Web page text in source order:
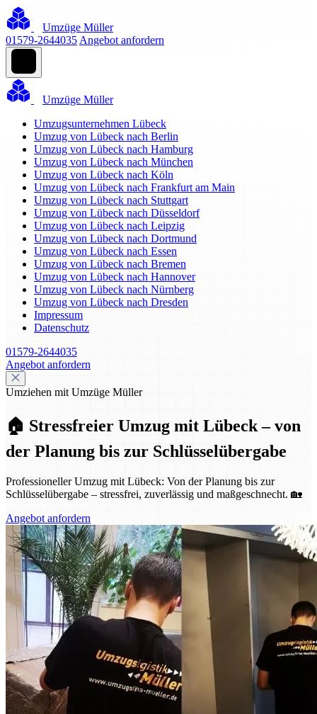
Umzüge Müller
01579-2644035 Angebot anfordern
Umzüge Müller
Umzugsunternehmen Lübeck
Umzug von Lübeck nach Berlin
Umzug von Lübeck nach Hamburg
Umzug von Lübeck nach München
Umzug von Lübeck nach Köln
Umzug von Lübeck nach Frankfurt am Main
Umzug von Lübeck nach Stuttgart
Umzug von Lübeck nach Düsseldorf
Umzug von Lübeck nach Leipzig
Umzug von Lübeck nach Dortmund
Umzug von Lübeck nach Essen
Umzug von Lübeck nach Bremen
Umzug von Lübeck nach Hannover
Umzug von Lübeck nach Nürnberg
Umzug von Lübeck nach Dresden
Impressum
Datenschutz
01579-2644035
Angebot anfordern
Umziehen mit Umzüge Müller
🏠 Stressfreier Umzug mit Lübeck – von
der Planung bis zur Schlüsselübergabe
Professioneller Umzug mit Lübeck: Von der Planung bis zur
Schlüsselübergabe – stressfrei, zuverlässig und maßgeschnecht. 🏡
Angebot anfordern